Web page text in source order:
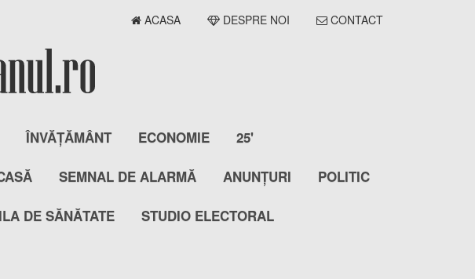
ACASA DESPRE NOI CONTACT
ÎNVĂȚĂMÂNT ECONOMIE 25'
SEMNAL DE ALARMĂ ANUNȚURI POLITIC
DE SĂNĂTATE STUDIO ELECTORAL